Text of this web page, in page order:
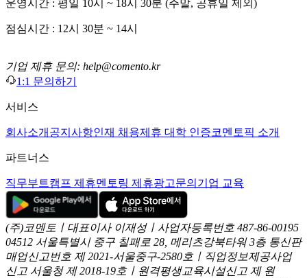
운영시간 : 평일 10시 ~ 18시 30분 (주말, 공휴일 제외)
점심시간 : 12시 30분 ~ 14시
기업 제휴 문의: help@comento.kr
1:1 문의하기
서비스
회사소개 공지사항인재 채용제휴 대학 인증코멘토픽 소개
파트너스
직무부트캠프 제휴멘토링 제휴광고문의 기업 교육
(주)코멘토ㅣ대표이사 이재성ㅣ사업자등록번호 487-86-00195
04512 서울특별시 중구 칠패로 28, 메리츠강북타워 3층 통신판
매업신고번호 제 2021-서울중구-2580호ㅣ직업정보제공사업
신고 서울청 제 2018-19호ㅣ원격평생교육시설신고 제 원